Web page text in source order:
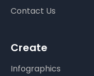
Contact Us
Create
Infographics